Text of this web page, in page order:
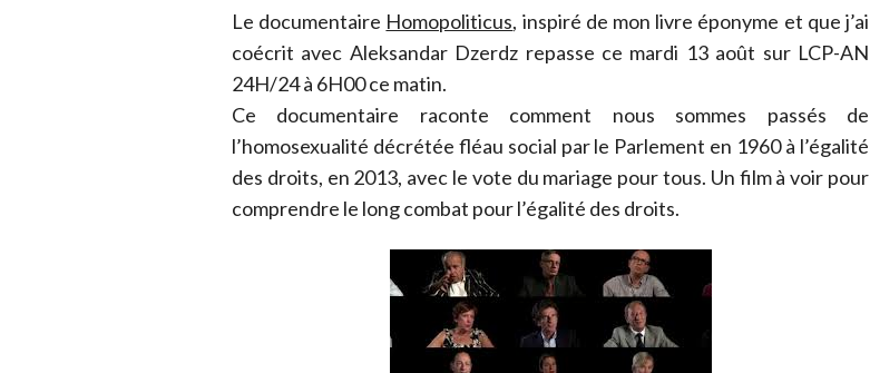
Le documentaire Homopoliticus, inspiré de mon livre éponyme et que j’ai
coécrit avec Aleksandar Dzerdz repasse ce mardi 13 août sur LCP-AN
24H/24 à 6H00 ce matin.
Ce documentaire raconte comment nous sommes passés de
l’homosexualité décrétée fléau social par le Parlement en 1960 à l’égalité
des droits, en 2013, avec le vote du mariage pour tous. Un film à voir pour
comprendre le long combat pour l’égalité des droits.